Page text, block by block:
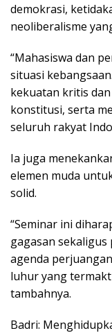
demokrasi,
neoliberalisme
“Mahasiswa dan
situasi
kekuatan kritis
konstitusi, serta
seluruh rakyat
Ia juga
elemen muda
solid.
“Seminar ini
gagasan
agenda
luhur yang
tambahnya.
Badri: